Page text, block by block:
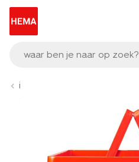
waar ben je naar op zoek?
i